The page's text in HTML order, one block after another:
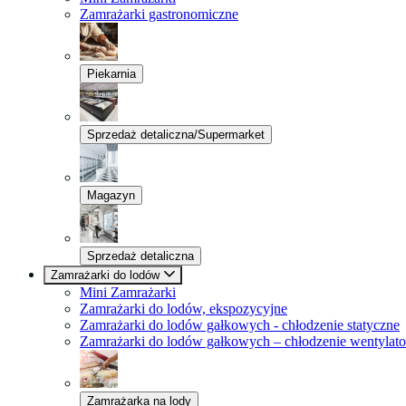
Zamrażarki gastronomiczne
Piekarnia
Sprzedaż detaliczna/Supermarket
Magazyn
Sprzedaż detaliczna
Zamrażarki do lodów
Mini Zamrażarki
Zamrażarki do lodów, ekspozycyjne
Zamrażarki do lodów gałkowych - chłodzenie statyczne
Zamrażarki do lodów gałkowych – chłodzenie
Zamrażarka na lody